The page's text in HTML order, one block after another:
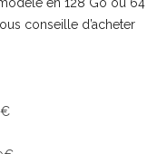
conseille d’acheter